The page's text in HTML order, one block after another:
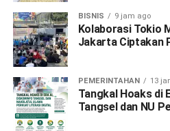
BISNIS 9 jam ago
Kolaborasi Tokio
Jakarta Ciptakan
PEMERINTAHAN 13
Tangkal Hoaks di
Tangsel dan NU